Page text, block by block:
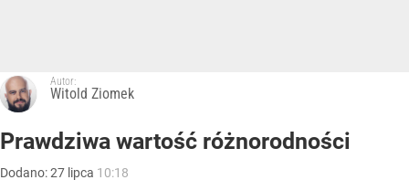
Autor:
Witold Ziomek
Prawdziwa wartość różnorodności
Dodano:27 lipca 10:18